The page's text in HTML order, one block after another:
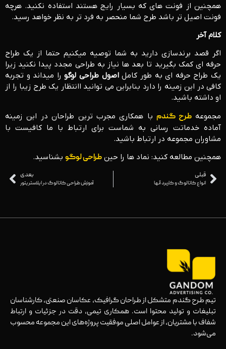
همچنین از فونت های که بسیار رایج هستند استفاده نکنید. هرچه
فونت اصیل تر باشد طرح شما منحصر به فرد تر به نظر خواهد رسید.
کلام آخر
اگر قصد برندسازی دارید به شما توصیه میکنیم حتما از یک طراح
حرفه ای کمک بگیرید تا بعد ها نیاز به طراحی مجدد پیدا نکنید زیرا
یک طراح حرفه ای به طور کاملاصول طراحی لوگورا میداند و تجربه
کافی در این زمینه را دارد بنابراین می توانید اانتظار یک طرح زیبا را از
او داشته باشید.
مجموعهطرح گندمبا همکاری مجرب ترین طراحان در این زمینه
آماده خدماتت رسانی به شماست برای ارتباط با ما کافیست با
مشاوران مجموعه در ارتباط باشید.
همچنین مطالعه کنید: نماد ها را حین طراحی لوگو بشناسید.
قبلی
انواع کاتالوگ و کاربرد آنها
بعدی
آموزش طراحی کاتالوگ در ایلاستریتور
تیم طرح گندم متشکل از طراحان گرافیک، عکاسان صنعتی، کارشناسان
تبلیغات و تولید محتوا است. همکاری تیمی، دقت در جزئیات و ارتباط
شفاف با مشتریان، از عوامل اصلی موفقیت پروژه‌های این مجموعه محسوب
می‌شود.